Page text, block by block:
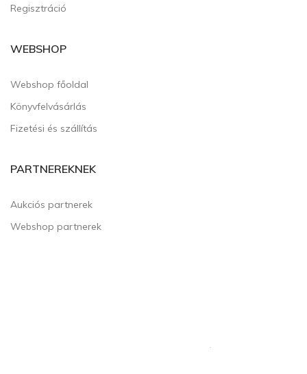
Regisztráció
WEBSHOP
Webshop főoldal
Könyvfelvásárlás
Fizetési és szállítás
PARTNEREKNEK
Aukciós partnerek
Webshop partnerek